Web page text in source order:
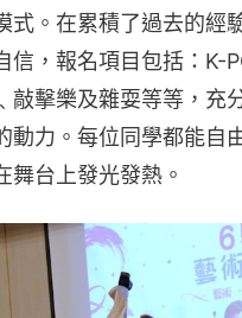
式。在累積了過去的經
信，報名項目包括：K-
敲擊樂及雜耍等等，充
動力。每位同學都能自
舞台上發光發熱。